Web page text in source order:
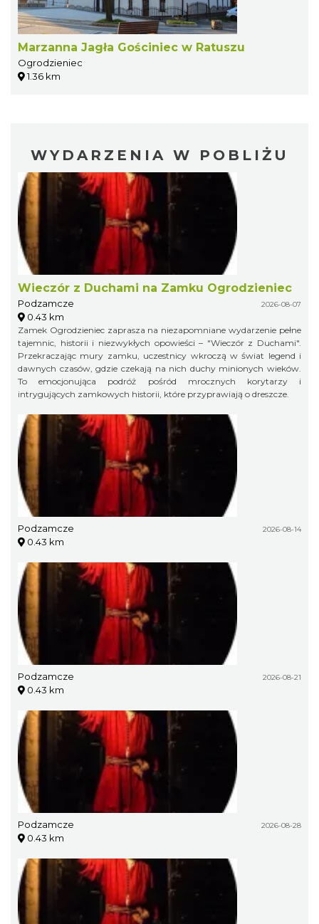
Marzanna Jagła Gościniec w Ratuszu
Ogrodzieniec
1.36 km
WYDARZENIA W POBLIŻU
Wieczór z Duchami na Zamku Ogrodzieniec
Podzamcze 2026-08-07
0.43 km
Zamek Ogrodzieniec zaprasza na niezapomniane wydarzenie pełne
tajemnic, historii i niezwykłych opowieści – "Wieczór z Duchami".
Przekraczając mury zamku, uczestnicy wkroczą w świat legend i
dawnych czasów, gdzie czekają na nich duchy minionych wieków.
To emocjonująca podróż pośród mrocznych korytarzy i
intrygujących zamkowych historii, które przyprawiają o dreszcze.
Podzamcze 2026-08-14
0.43 km
Podzamcze 2026-08-21
0.43 km
Podzamcze 2026-08-28
0.43 km